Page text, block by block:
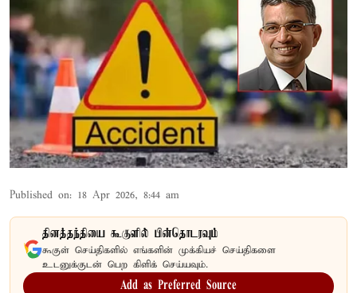
Published on: 18 Apr 2026, 8:44 am
தினத்தந்தியை கூகுளில் பின்தொடரவும்
கூகுள் செய்திகளில் எங்களின் முக்கியச் செய்திகளை
உடனுக்குடன் பெற கிளிக் செய்யவும்.
Add as Preferred Source